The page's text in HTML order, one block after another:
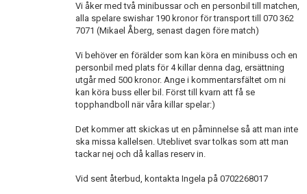
Vi åker med två minibussar och en personbil till matchen,
alla spelare swishar 190 kronor för transport till 070 362
7071 (Mikael Åberg, senast dagen före match)
Vi behöver en förälder som kan köra en minibuss och en
personbil med plats för 4 killar denna dag, ersättning
utgår med 500 kronor. Ange i kommentarsfältet om ni
kan köra buss eller bil. Först till kvarn att få se
topphandboll när våra killar spelar:)
Det kommer att skickas ut en påminnelse så att man inte
ska missa kallelsen. Uteblivet svar tolkas som att man
tackar nej och då kallas reserv in.
Vid sent återbud, kontakta Ingela på 0702268017